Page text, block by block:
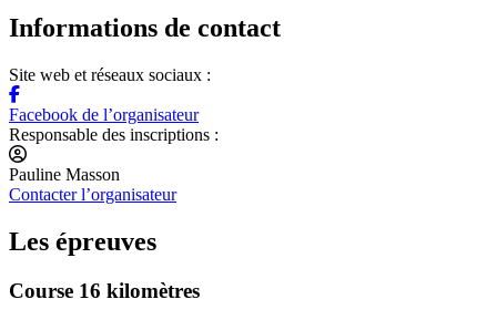
Informations de contact
Site web et réseaux sociaux :
Facebook de l’organisateur
Responsable des inscriptions :
Pauline Masson
Contacter l’organisateur
Les épreuves
Course 16 kilomètres